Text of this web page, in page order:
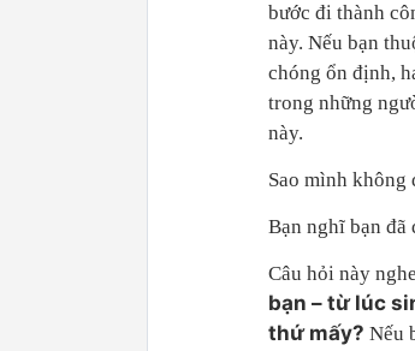
bước đi thành
này. Nếu bạn
chóng ổn định,
trong những
này.
Sao mình không
Bạn nghĩ bạn đã
Câu hỏi này
bạn – từ lúc
thứ mấy? Nếu